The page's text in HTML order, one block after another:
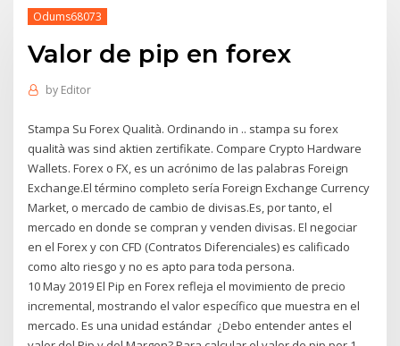
Odums68073
Valor de pip en forex
by Editor
Stampa Su Forex Qualità. Ordinando in .. stampa su forex
qualità was sind aktien zertifikate. Compare Crypto Hardware
Wallets. Forex o FX, es un acrónimo de las palabras Foreign
Exchange.El término completo sería Foreign Exchange Currency
Market, o mercado de cambio de divisas.Es, por tanto, el
mercado en donde se compran y venden divisas. El negociar
en el Forex y con CFD (Contratos Diferenciales) es calificado
como alto riesgo y no es apto para toda persona.
10 May 2019 El Pip en Forex refleja el movimiento de precio
incremental, mostrando el valor específico que muestra en el
mercado. Es una unidad estándar ¿Debo entender antes el